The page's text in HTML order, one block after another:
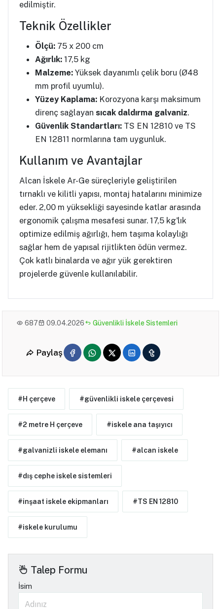
edilmiştir.
Teknik Özellikler
Ölçü:75 x 200 cm
Ağırlık:17,5 kg
Malzeme:Yüksek dayanımlı çelik boru (Ø48
mm profil uyumlu).
Yüzey Kaplama:Korozyona karşı maksimum
direnç sağlayan sıcak daldırma galvaniz.
Güvenlik Standartları:TS EN 12810 ve TS
EN 12811 normlarına tam uygunluk.
Kullanım ve Avantajlar
Alcan İskele Ar-Ge süreçleriyle geliştirilen
tırnaklı ve kilitli yapısı, montaj hatalarını minimize
eder. 2,00 m yüksekliği sayesinde katlar arasında
ergonomik çalışma mesafesi sunar. 17,5 kg'lık
optimize edilmiş ağırlığı, hem taşıma kolaylığı
sağlar hem de yapısal rijitlikten ödün vermez.
Çok katlı binalarda ve ağır yük gerektiren
projelerde güvenle kullanılabilir.
687 09.04.2026 Güvenlikli İskele Sistemleri
Paylaş
#H çerçeve #güvenlikli iskele çerçevesi
#2 metre H çerçeve #iskele ana taşıyıcı
#galvanizli iskele elemanı #alcan iskele
#dış cephe iskele sistemleri
#inşaat iskele ekipmanları #TS EN 12810
#iskele kurulumu
Talep Formu
İsim